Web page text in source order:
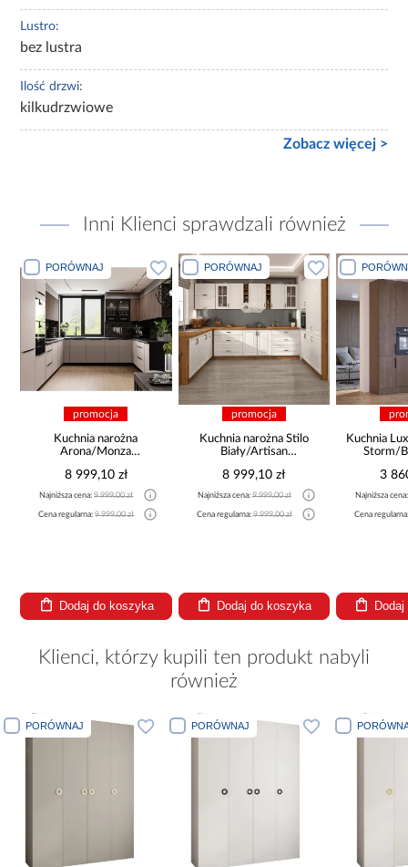
Lustro:
bez lustra
Ilość drzwi:
kilkudrzwiowe
Zobacz więcej >
Inni Klienci sprawdzali również
PORÓWNAJ
promocja
Kuchnia narożna Stilo
Biały/Artisan
8 999,10 zł
Najniższa cena: 9 999,00 zł
Cena regularna: 9 999,00 zł
Dodaj do koszyka
PORÓWNAJ
promocja
Kuchnia Luxeo 260 Baltic
Storm/Beige Set 3
3 860,10 zł
Najniższa cena: 4 289,00 zł
Cena regularna: 4 289,00 zł
Dodaj do koszyka
Klienci, którzy kupili ten produkt nabyli
również
PORÓWNAJ PORÓWNAJ